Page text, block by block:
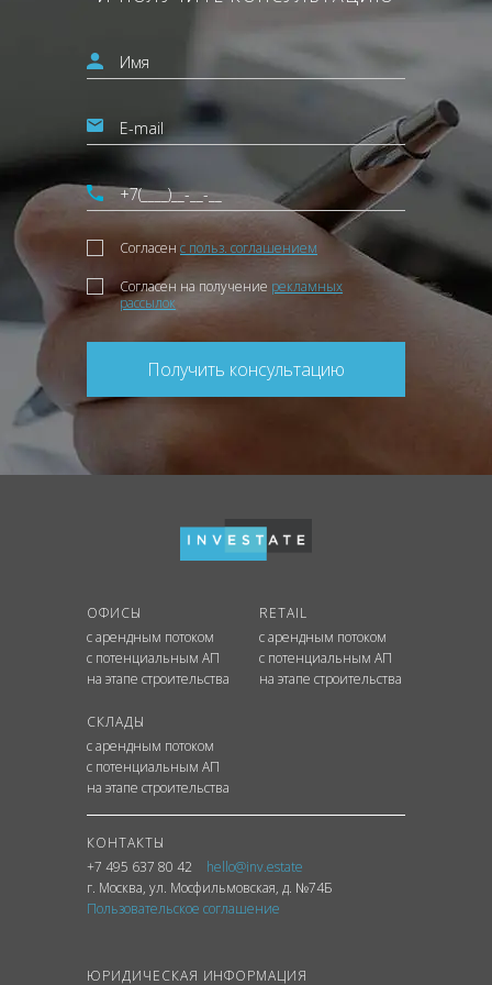
Согласен с польз. соглашением
Согласен на получение рекламных
рассылок
Получить консультацию
ОФИСЫ
с арендным потоком
с потенциальным АП
на этапе строительства
RETAIL
с арендным потоком
с потенциальным АП
на этапе строительства
СКЛАДЫ
с арендным потоком
с потенциальным АП
на этапе строительства
КОНТАКТЫ
+7 495 637 80 42
hello@inv.estate
г. Москва, ул. Мосфильмовская, д. №74Б
Пользовательское соглашение
ЮРИДИЧЕСКАЯ ИНФОРМАЦИЯ